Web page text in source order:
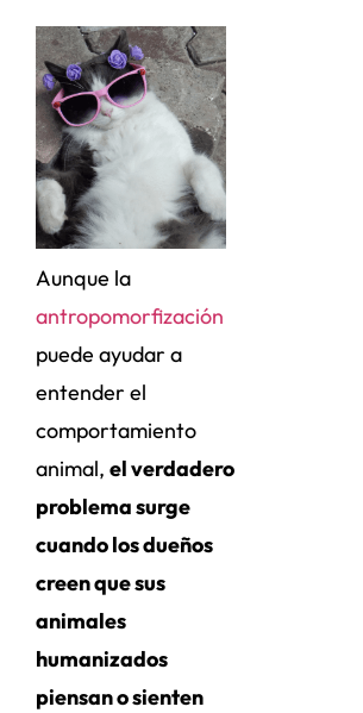
Aunque la
antropomorfización
puede ayudar a
entender el
comportamiento
animal, el verdadero
problema surge
cuando los dueños
creen que sus
animales
humanizados
piensan o sienten